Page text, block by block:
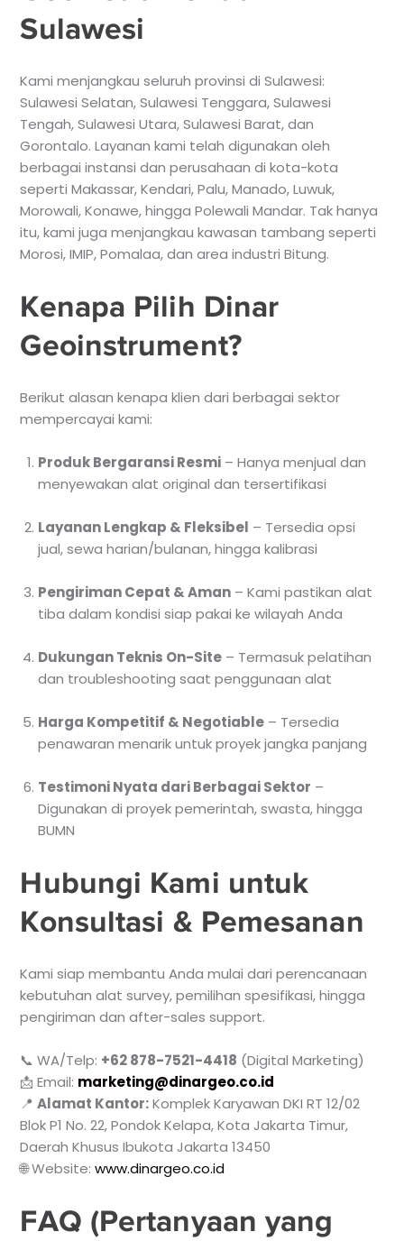
Sulawesi
Kami menjangkau seluruh provinsi di Sulawesi:
Sulawesi Selatan, Sulawesi Tenggara, Sulawesi
Tengah, Sulawesi Utara, Sulawesi Barat, dan
Gorontalo. Layanan kami telah digunakan oleh
berbagai instansi dan perusahaan di kota-kota
seperti Makassar, Kendari, Palu, Manado, Luwuk,
Morowali, Konawe, hingga Polewali Mandar. Tak hanya
itu, kami juga menjangkau kawasan tambang seperti
Morosi, IMIP, Pomalaa, dan area industri Bitung.
Kenapa Pilih Dinar
Geoinstrument?
Berikut alasan kenapa klien dari berbagai sektor
mempercayai kami:
Produk Bergaransi Resmi – Hanya menjual dan
menyewakan alat original dan tersertifikasi
Layanan Lengkap & Fleksibel – Tersedia opsi
jual, sewa harian/bulanan, hingga kalibrasi
Pengiriman Cepat & Aman – Kami pastikan alat
tiba dalam kondisi siap pakai ke wilayah Anda
Dukungan Teknis On-Site – Termasuk pelatihan
dan troubleshooting saat penggunaan alat
Harga Kompetitif & Negotiable – Tersedia
penawaran menarik untuk proyek jangka panjang
Testimoni Nyata dari Berbagai Sektor –
Digunakan di proyek pemerintah, swasta, hingga
BUMN
Hubungi Kami untuk
Konsultasi & Pemesanan
Kami siap membantu Anda mulai dari perencanaan
kebutuhan alat survey, pemilihan spesifikasi, hingga
pengiriman dan after-sales support.
📞 WA/Telp: +62 878-7521-4418 (Digital Marketing)
📩 Email: marketing@dinargeo.co.id
📍Alamat Kantor:Komplek Karyawan DKI RT 12/02
Blok P1 No. 22, Pondok Kelapa, Kota Jakarta Timur,
Daerah Khusus Ibukota Jakarta 13450
🌐 Website:www.dinargeo.co.id
FAQ (Pertanyaan yang